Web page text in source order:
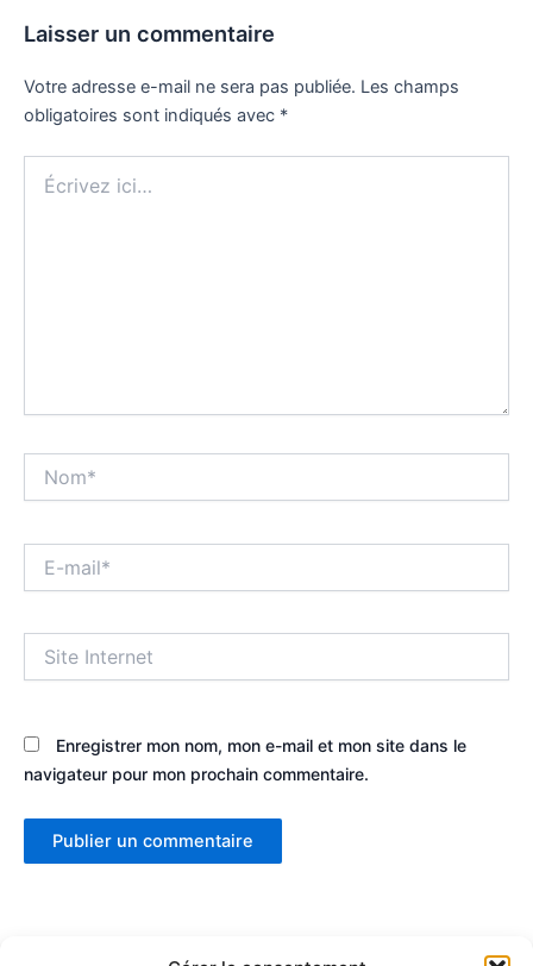
Laisser un commentaire
Votre adresse e-mail ne sera pas publiée. Les champs
obligatoires sont indiqués avec *
ici…
mail*
Internet
Enregistrer mon nom, mon e-mail et mon site dans le
navigateur pour mon prochain commentaire.